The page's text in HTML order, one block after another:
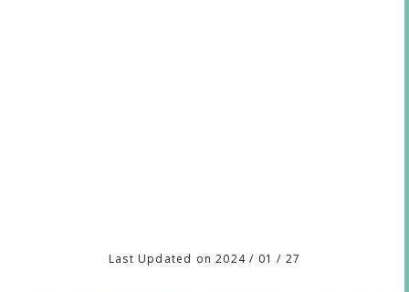
Last Updated on 2024 / 01 / 27